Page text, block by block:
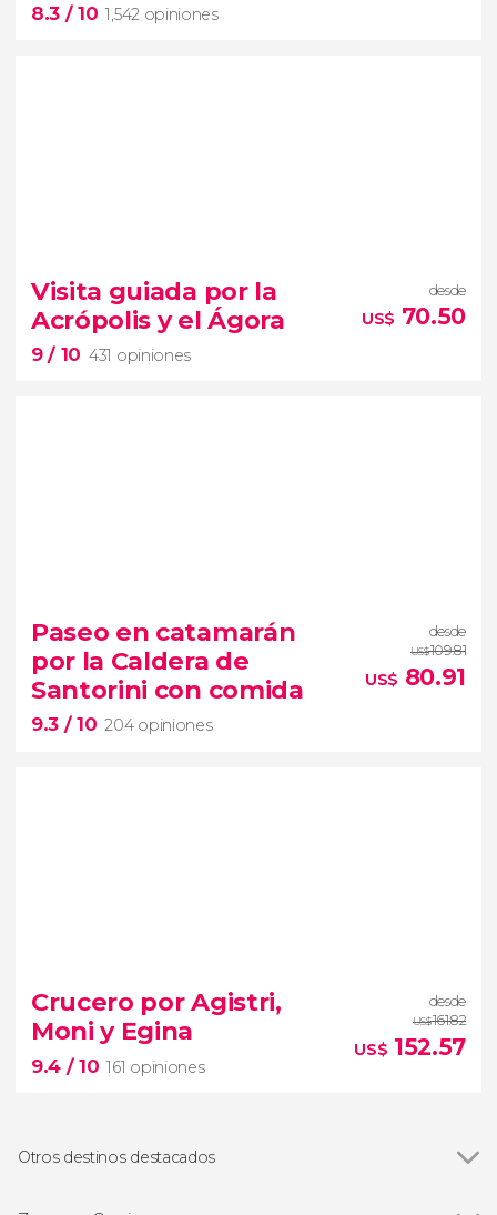
8.3 / 10 1,542 opiniones
1,542 opiniones
Grecia Clásica
viaje al pasado por la Argólida
Visita guiada por la
Acrópolis y el Ágora
9/ 10 431 opiniones
desde
US$ 70.50
visita por la Acrópolis y el Ágora
origen de la civilización occidental
Paseo en catamarán
por la Caldera de
Santorini con comida
9.3 / 10 204 opiniones
desde
US$109.81
US$ 80.91
paseo
en catamarán por la Caldera de Santorini con
comida
bañaros en playas
paradisíacas
Crucero por Agistri,
Moni y Egina
9.4 / 10 161 opiniones
desde
US$161.82
US$ 152.57
Otros destinos destacados